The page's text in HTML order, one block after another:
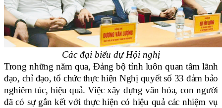
Các đại biểu dự Hội nghị
Trong những năm qua, Đảng bộ tỉnh luôn quan tâm lãnh
đạo, chỉ đạo, tổ chức thực hiện Nghị quyết số 33 đảm bảo
nghiêm túc, hiệu quả. Việc xây dựng văn hóa, con người
đã có sự gắn kết với thực hiện có hiệu quả các nhiệm vụ